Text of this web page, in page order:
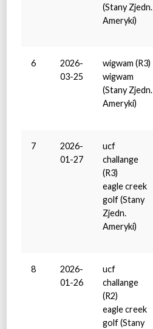
(Stany Zjedn.
Ameryki)
6
2026-
03-25
wigwam (R3)
wigwam
(Stany Zjedn.
Ameryki)
7
2026-
01-27
ucf
challange
(R3)
eagle creek
golf (Stany
Zjedn.
Ameryki)
8
2026-
01-26
ucf
challange
(R2)
eagle creek
golf (Stany